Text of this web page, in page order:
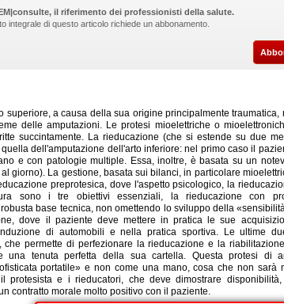
il riferimento dei professionisti della salute.
integrale di questo articolo richiede un abbonamento.
superiore, a causa della sua origine principalmente traumatica,
delle amputazioni. Le protesi mioelettriche o
succintamente. La rieducazione (che si estende su due
dell'amputazione dell'arto inferiore: nel primo caso il
e con patologie multiple. Essa, inoltre, è basata su un
giorno). La gestione, basata sui bilanci, in particolare
preprotesica, dove l'aspetto psicologico, la
sono i tre obiettivi essenziali, la rieducazione con
base tecnica, non omettendo lo sviluppo della
dove il paziente deve mettere in pratica le sue
di automobili e nella pratica sportiva. Le ultime
che permette di perfezionare la rieducazione e la
una tenuta perfetta della sua cartella. Questa protesi di
portatile» e non come una mano, cosa che non sarà
protesista e i rieducatori, che deve dimostrare disponibilità,
contratto morale molto positivo con il paziente.